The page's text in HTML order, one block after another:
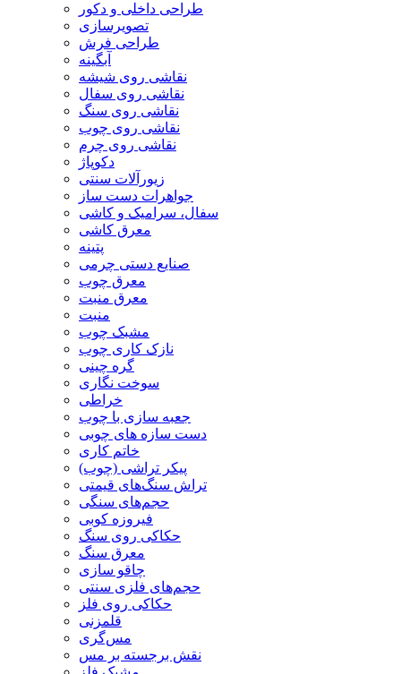
طراحی داخلی و دکور
تصویرسازی
طراحی فرش
آبگینه
نقاشی روی شیشه
نقاشی روی سفال
نقاشی روی سنگ
نقاشی روی چوب
نقاشی روی چرم
دکوپاژ
زیورآلات سنتی
جواهرات دست ساز
سفال، سرامیک و کاشی
معرق کاشی
پتینه
صنایع دستی چرمی
معرق چوب
معرق منبت
منبت
مشبک چوب
نازک کاری چوب
گره چینی
سوخت نگاری
خراطی
جعبه سازی با چوب
دست سازه های چوبی
خاتم کاری
پیکر تراشی (چوب)
تراش سنگ‌های قیمتی
حجم‌های سنگی
فیروزه کوبی
حکاکی روی سنگ
معرق سنگ
چاقو سازی
حجم‌های فلزی سنتی
حکاکی روی فلز
قلمزنی
مس‌گری
نقش برجسته بر مس